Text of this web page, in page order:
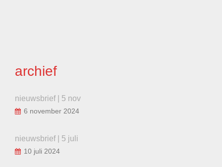
archief
nieuwsbrief | 5 nov
6 november 2024
nieuwsbrief | 5 juli
10 juli 2024